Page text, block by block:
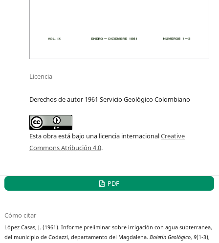
Licencia
Derechos de autor 1961 Servicio Geológico Colombiano
Esta obra está bajo una licencia internacionalCreative
Commons Atribución 4.0.
PDF
Cómo citar
López Casas, J. (1961). Informe preliminar sobre irrigación con agua subterranea,
del municipio de Codazzi, departamento del Magdalena.Boletín Geológico,9(1-3),